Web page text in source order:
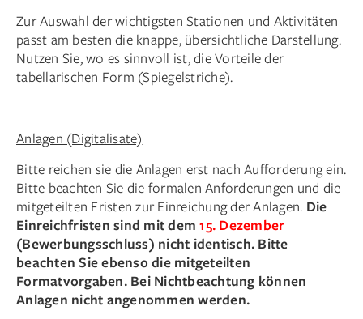
Zur Auswahl der wichtigsten Stationen und Aktivitäten
passt am besten die knappe, übersichtliche Darstellung.
Nutzen Sie, wo es sinnvoll ist, die Vorteile der
tabellarischen Form (Spiegelstriche).
Anlagen (Digitalisate)
Bitte reichen sie die Anlagen erst nach Aufforderung ein.
Bitte beachten Sie die formalen Anforderungen und die
mitgeteilten Fristen zur Einreichung der Anlagen. Die
Einreichfristen sind mit dem15. Dezember
(Bewerbungsschluss) nicht identisch. Bitte
beachten Sie ebenso die mitgeteilten
Formatvorgaben. Bei Nichtbeachtung können
Anlagen nicht angenommen werden.